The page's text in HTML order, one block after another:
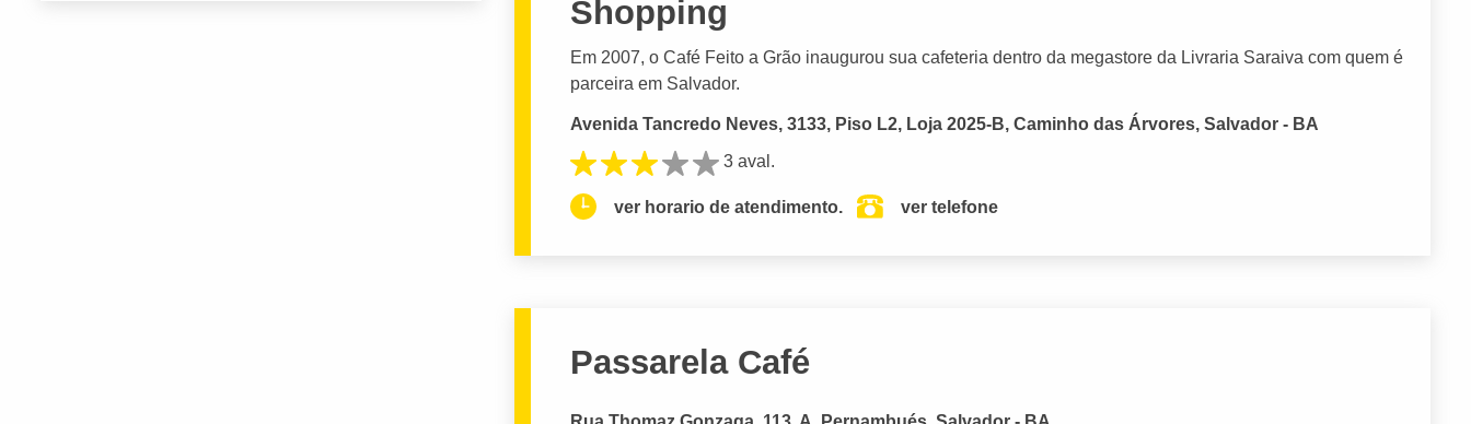
Shopping
Em 2007, o Café Feito a Grão inaugurou sua cafeteria dentro da megastore da Livraria Saraiva com quem é
parceira em Salvador.
Avenida Tancredo Neves, 3133, Piso L2, Loja 2025-B, Caminho das Árvores, Salvador - BA
3 aval.
ver horario de atendimento. ver telefone
Passarela Café